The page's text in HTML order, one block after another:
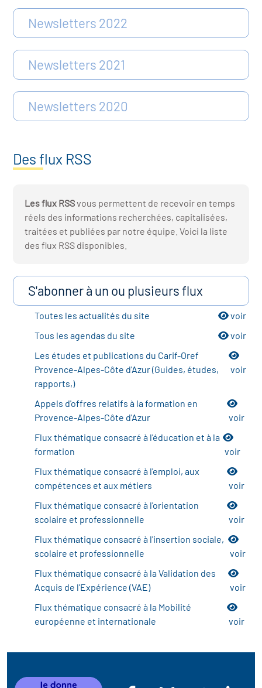
Newsletters 2022
Newsletters 2021
Newsletters 2020
Des flux RSS
Les flux RSSvous permettent de recevoir en temps
réels des informations recherchées, capitalisées,
traitées et publiées par notre équipe. Voici la liste
des flux RSS disponibles.
S'abonner à un ou plusieurs flux
Toutes les actualités du site
voir
Tous les agendas du site
voir
Les études et publications du Carif-Oref
Provence-Alpes-Côte d'Azur (Guides, études,
rapports,)
voir
Appels d'offres relatifs à la formation en
Provence-Alpes-Côte d'Azur
voir
Flux thématique consacré à l'éducation et à la
formation
voir
Flux thématique consacré à l'emploi, aux
compétences et aux métiers
voir
Flux thématique consacré à l'orientation
scolaire et professionnelle
voir
Flux thématique consacré à l'insertion sociale,
scolaire et professionnelle
voir
Flux thématique consacré à la Validation des
Acquis de l'Expérience (VAE)
voir
Flux thématique consacré à la Mobilité
européenne et internationale
voir